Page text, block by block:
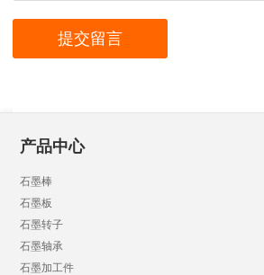
产品中心
石墨棒
石墨板
石墨转子
石墨轴承
石墨加工件